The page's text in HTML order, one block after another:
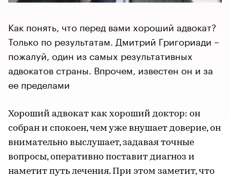
Как понять, что перед вами хороший адвокат?
Только по результатам. Дмитрий Григориади –
пожалуй, один из самых результативных
адвокатов страны. Впрочем, известен он и за
ее пределами
Хороший адвокат как хороший доктор: он
собран и спокоен, чем уже внушает доверие, он
внимательно выслушает, задавая точные
вопросы, оперативно поставит диагноз и
наметит путь лечения. При этом заметит, что